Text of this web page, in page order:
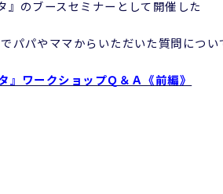
』のブースセミナーとして開催した
パパやママからいただいた質問につい
』ワークショップＱ＆Ａ《前編》